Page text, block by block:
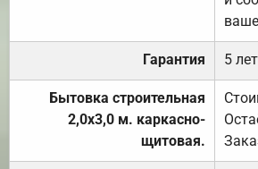
Гарантия 5
Бытовка строительная
2,0х3,0 м. каркасно-
щитовая.